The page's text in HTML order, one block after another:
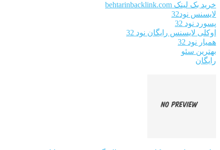
خرید بک لینک behtarinbacklink.com
لایسنس نود32
پسورد نود 32
اوکلی لایسنس رایگان نود 32
همیار نود 32
بهترین سئو
رایگان